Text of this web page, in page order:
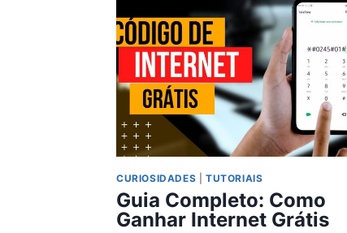
CURIOSIDADES TUTORIAIS
Guia Completo: Como
Ganhar Internet Grátis